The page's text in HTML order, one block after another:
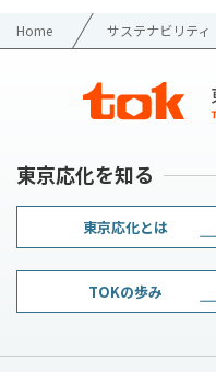
Home サステナビリティ
東京応化を知る
東京応化とは
TOKの歩み